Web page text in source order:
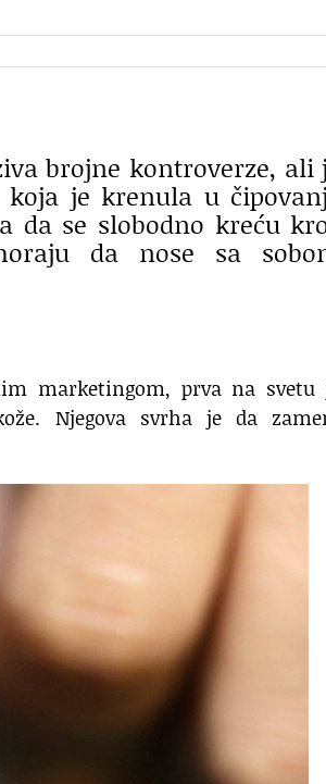
brojne kontroverze, ali
je krenula u
da se slobodno kreću
da nose sa
marketingom, prva na svetu
Njegova svrha je da